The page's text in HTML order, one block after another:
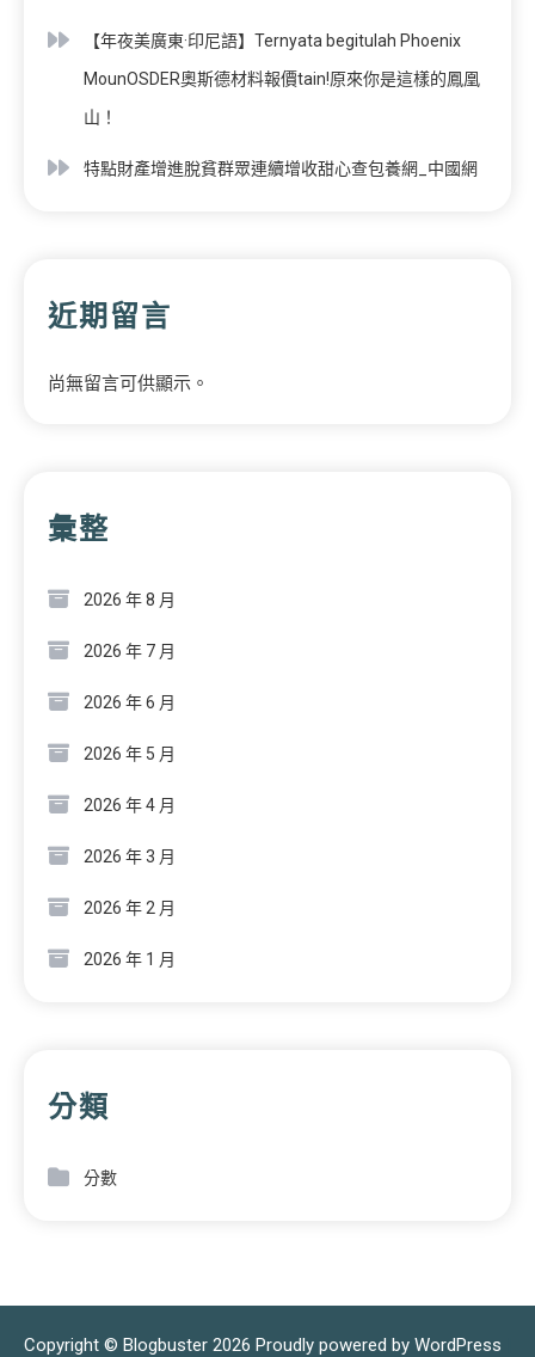
【年夜美廣東·印尼語】Ternyata begitulah Phoenix
MounOSDER奧斯德材料報價tain!原來你是這樣的鳳凰
山！
特點財產增進脫貧群眾連續增收甜心查包養網_中國網
近期留言
尚無留言可供顯示。
彙整
2026 年 8 月
2026 年 7 月
2026 年 6 月
2026 年 5 月
2026 年 4 月
2026 年 3 月
2026 年 2 月
2026 年 1 月
分類
分數
Copyright © Blogbuster 2026 Proudly powered by WordPress